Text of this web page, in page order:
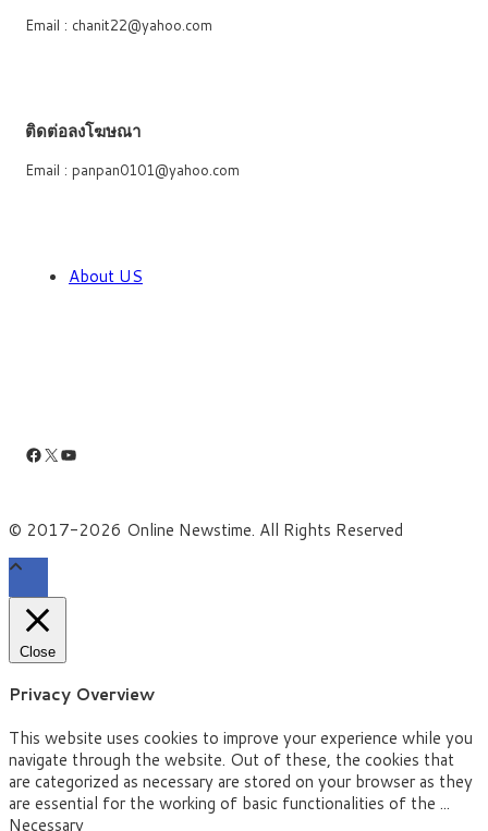
Email : chanit22@yahoo.com
ติดต่อลงโฆษณา
Email : panpan0101@yahoo.com
About US
Facebook
X YouTube
© 2017-2026 Online Newstime. All Rights Reserved
Close
Privacy Overview
This website uses cookies to improve your experience while you
navigate through the website. Out of these, the cookies that
are categorized as necessary are stored on your browser as they
are essential for the working of basic functionalities of the ...
Necessary